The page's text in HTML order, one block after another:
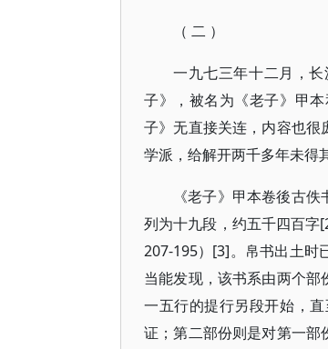
（ 二 ）
一九七三年十二月，
子》，被名为《老子》甲
子》无直接关连，内容也
学派，给解开两千多年未得
《老子》甲本卷後古
列为十九段，约五千四百字
207-195）[3]。帛书出土时
当能发现，该书系由两个
一五行的提行另段开始，
证；第二部份则是对第一